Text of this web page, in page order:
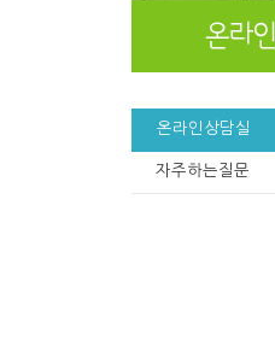
온라인상담실
자주하는질문